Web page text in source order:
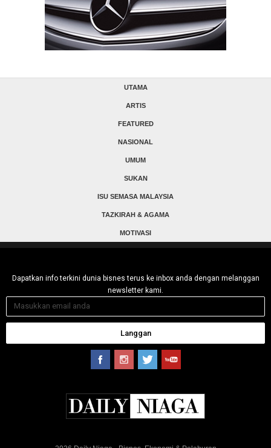
UTAMA
ARTIS
FEATURED
NASIONAL
UMUM
SUKAN
ISU SEMASA MALAYSIA
TAZKIRAH & AGAMA
MOTIVASI
Dapatkan info terkini dunia bisnes terus ke inbox anda dengan melanggan
newsletter kami.
Langgan